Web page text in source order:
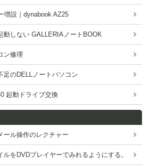
増設｜dynabook AZ25
動しない GALLERIAノートBOOK
ン修理
足のDELLノートパソコン
起動ドライブ交換
ル操作のレクチャー
ルをDVDプレイヤーでみれるようにする。